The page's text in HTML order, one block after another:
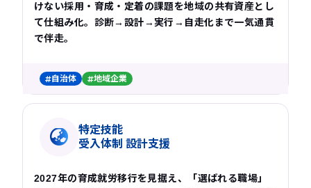
けない採用・育成・定着の課題を地域の共有資産とし
て仕組み化。診断→設計→実行→自走化まで一気通貫
で伴走。
自治体 地域企業
特定技能
受入体制 設計支援
2027年の育成就労移行を見据え、「選ばれる職場」